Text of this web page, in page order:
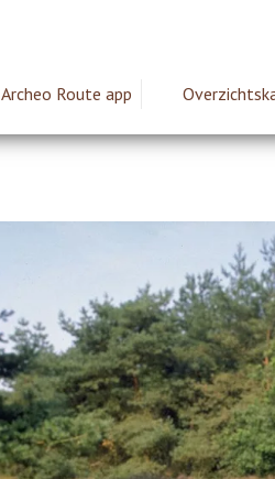
Archeo Route app